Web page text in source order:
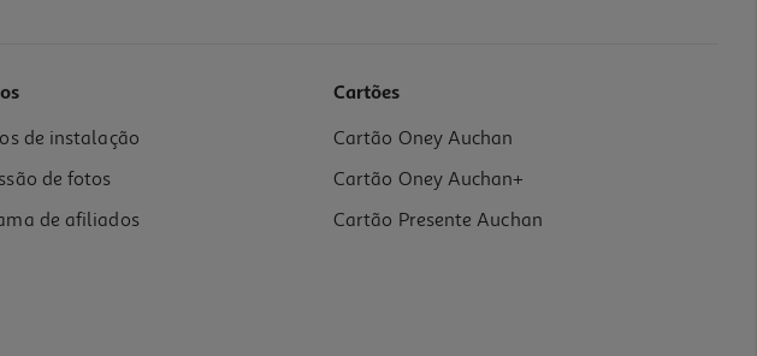
de instalação
de fotos
de afiliados
Cartões
Cartão Oney Auchan
Cartão Oney Auchan+
Cartão Presente Auchan